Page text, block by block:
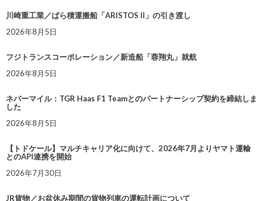
川崎重工業／ばら積運搬船「ARISTOS II」の引き渡し
2026年8月5日
フジトランスコーポレーション／新造船「蓉翔丸」就航
2026年8月5日
ネバーマイル：TGR Haas F1 Teamとのパートナーシップ契約を締結しま
した
2026年8月5日
【トドケール】マルチキャリア化に向けて、2026年7月よりヤマト運輸
とのAPI連携を開始
2026年7月30日
JR貨物／お盆休み期間の貨物列車の運転計画について